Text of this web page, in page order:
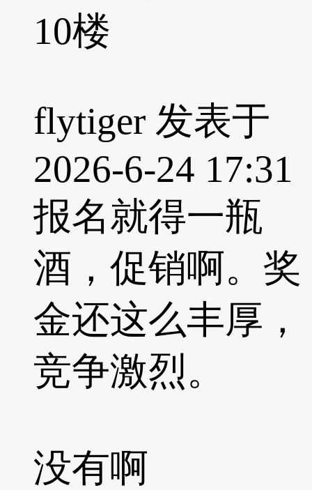
10楼
flytiger 发表于
2026-6-24 17:31
报名就得一瓶
酒，促销啊。奖
金还这么丰厚，
竞争激烈。
没有啊